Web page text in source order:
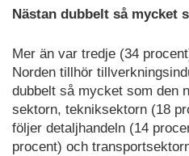
Nästan dubbelt så mycket
Mer än var tredje (34
Norden tillhör
dubbelt så mycket som den
sektorn, tekniksektorn (18
följer detaljhandeln (14
procent) och